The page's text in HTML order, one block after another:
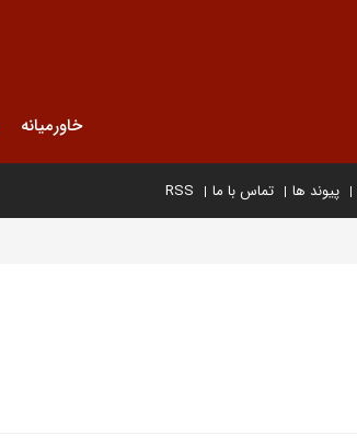
خاورمیانه
پیوند ها تماس با ما RSS